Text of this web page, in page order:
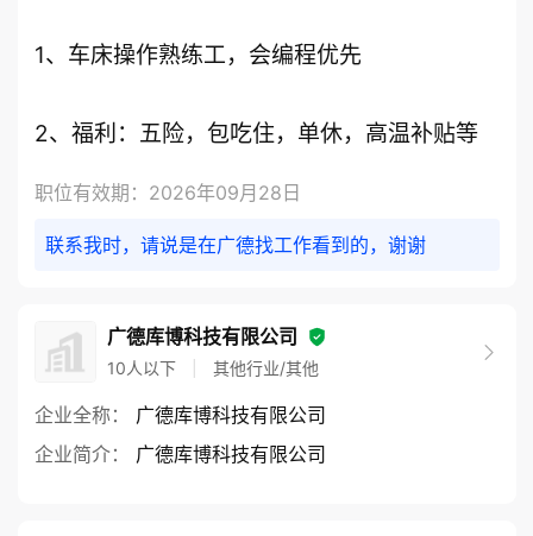
1、车床操作熟练工，会编程优先
2、福利：五险，包吃住，单休，高温补贴等
职位有效期：2026年09月28日
联系我时，请说是在广德找工作看到的，谢谢
广德库博科技有限公司
10人以下 其他行业/其他
企业全称：
广德库博科技有限公司
企业简介：